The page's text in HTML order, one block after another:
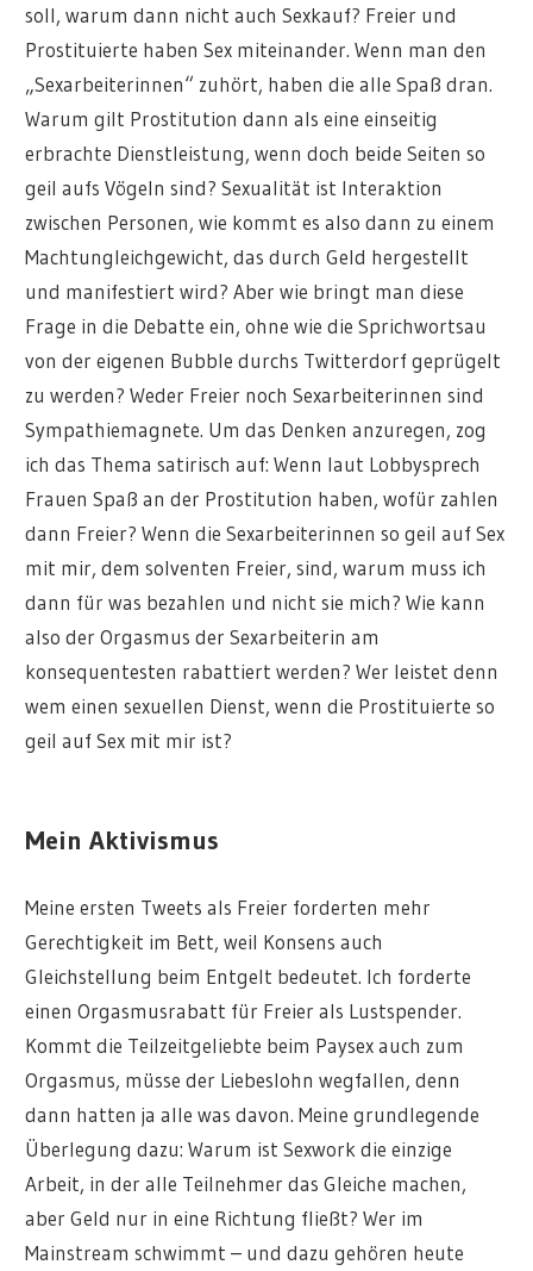
soll, warum dann nicht auch Sexkauf? Freier und
Prostituierte haben Sex miteinander. Wenn man den
„Sexarbeiterinnen“ zuhört, haben die alle Spaß dran.
Warum gilt Prostitution dann als eine einseitig
erbrachte Dienstleistung, wenn doch beide Seiten so
geil aufs Vögeln sind? Sexualität ist Interaktion
zwischen Personen, wie kommt es also dann zu einem
Machtungleichgewicht, das durch Geld hergestellt
und manifestiert wird? Aber wie bringt man diese
Frage in die Debatte ein, ohne wie die Sprichwortsau
von der eigenen Bubble durchs Twitterdorf geprügelt
zu werden? Weder Freier noch Sexarbeiterinnen sind
Sympathiemagnete. Um das Denken anzuregen, zog
ich das Thema satirisch auf: Wenn laut Lobbysprech
Frauen Spaß an der Prostitution haben, wofür zahlen
dann Freier? Wenn die Sexarbeiterinnen so geil auf Sex
mit mir, dem solventen Freier, sind, warum muss ich
dann für was bezahlen und nicht sie mich? Wie kann
also der Orgasmus der Sexarbeiterin am
konsequentesten rabattiert werden? Wer leistet denn
wem einen sexuellen Dienst, wenn die Prostituierte so
geil auf Sex mit mir ist?
Mein Aktivismus
Meine ersten Tweets als Freier forderten mehr
Gerechtigkeit im Bett, weil Konsens auch
Gleichstellung beim Entgelt bedeutet. Ich forderte
einen Orgasmusrabatt für Freier als Lustspender.
Kommt die Teilzeitgeliebte beim Paysex auch zum
Orgasmus, müsse der Liebeslohn wegfallen, denn
dann hatten ja alle was davon. Meine grundlegende
Überlegung dazu: Warum ist Sexwork die einzige
Arbeit, in der alle Teilnehmer das Gleiche machen,
aber Geld nur in eine Richtung fließt? Wer im
Mainstream schwimmt – und dazu gehören heute